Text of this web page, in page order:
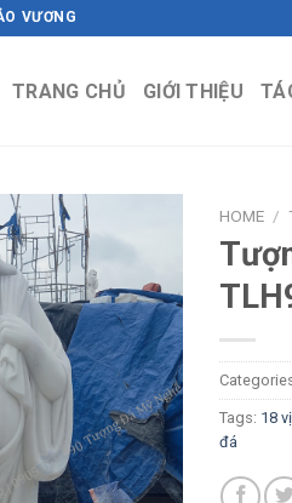
VƯƠNG
TRANG CHỦ GIỚI THIỆU
HOME /
Tags: 18
đá